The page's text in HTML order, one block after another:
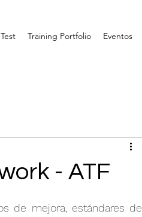
Training Portfolio Eventos
- ATF
de mejora, estándares de